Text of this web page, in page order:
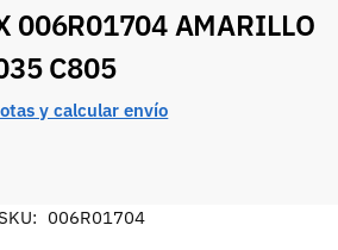
006R01704 AMARILLO
C805
y calcular envío
006R01704